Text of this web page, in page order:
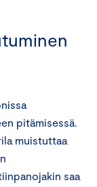
pitämisessä.
muistuttaa
saa